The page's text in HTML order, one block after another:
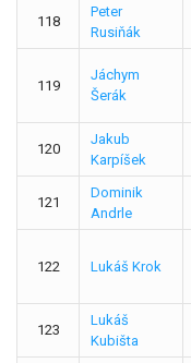
118
Peter
Rusiňák
119
Jáchym
Šerák
120
Jakub
Karpíšek
121
Dominik
Andrle
122 Lukáš Krok
123
Lukáš
Kubišta